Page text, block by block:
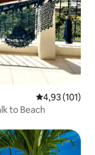
Średnia
4,93 (101)
to Beach